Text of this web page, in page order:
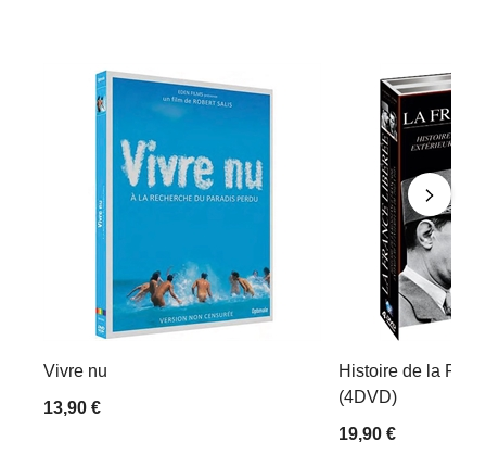
Vivre nu
13,90 €
Histoire de la
(4DVD)
19,90 €